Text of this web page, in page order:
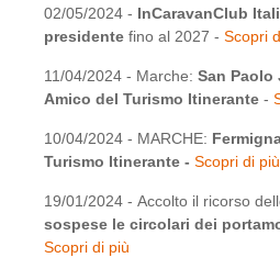
02/05/2024 - InCaravanClub
presidente fino al 2027 - Scopri
11/04/2024 - Marche: San Paolo
Amico del Turismo Itinerante -
10/04/2024 - MARCHE:
Turismo Itinerante - Scopri di più
19/01/2024 - Accolto il ricorso
sospese le circolari dei
Scopri di più